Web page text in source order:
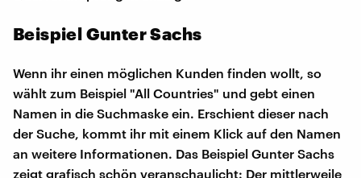
Beispiel Gunter Sachs
Wenn ihr einen möglichen Kunden finden wollt, so
wählt zum Beispiel "All Countries" und gebt einen
Namen in die Suchmaske ein. Erschient dieser nach
der Suche, kommt ihr mit einem Klick auf den Namen
an weitere Informationen. Das Beispiel Gunter Sachs
zeigt grafisch schön veranschaulicht: Der mittlerweile